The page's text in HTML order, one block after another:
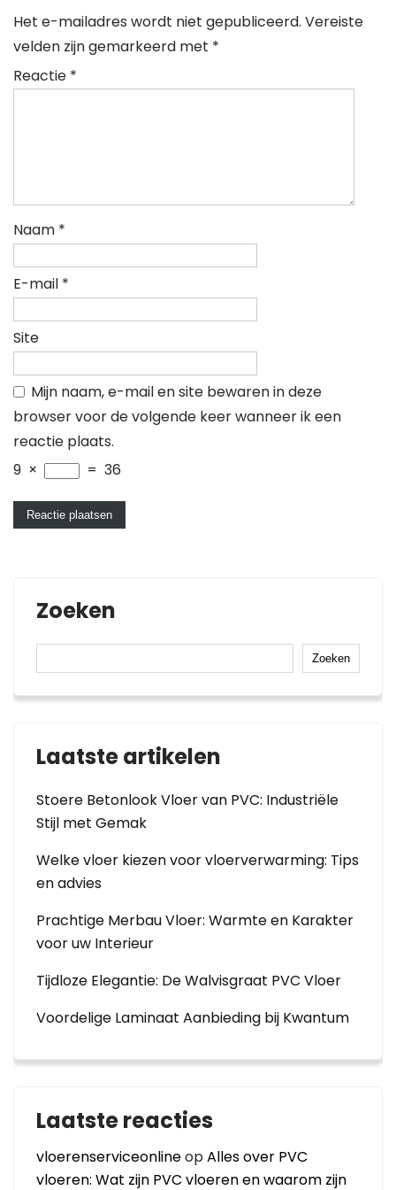
Het e-mailadres wordt niet gepubliceerd. Vereiste
velden zijn gemarkeerd met *
Reactie *
Naam *
E-mail *
Site
Mijn naam, e-mail en site bewaren in deze
browser voor de volgende keer wanneer ik een
reactie plaats.
9 × = 36
Zoeken
Zoeken
Laatste artikelen
Stoere Betonlook Vloer van PVC: Industriële
Stijl met Gemak
Welke vloer kiezen voor vloerverwarming: Tips
en advies
Prachtige Merbau Vloer: Warmte en Karakter
voor uw Interieur
Tijdloze Elegantie: De Walvisgraat PVC Vloer
Voordelige Laminaat Aanbieding bij Kwantum
Laatste reacties
vloerenserviceonlineopAlles over PVC
vloeren: Wat zijn PVC vloeren en waarom zijn